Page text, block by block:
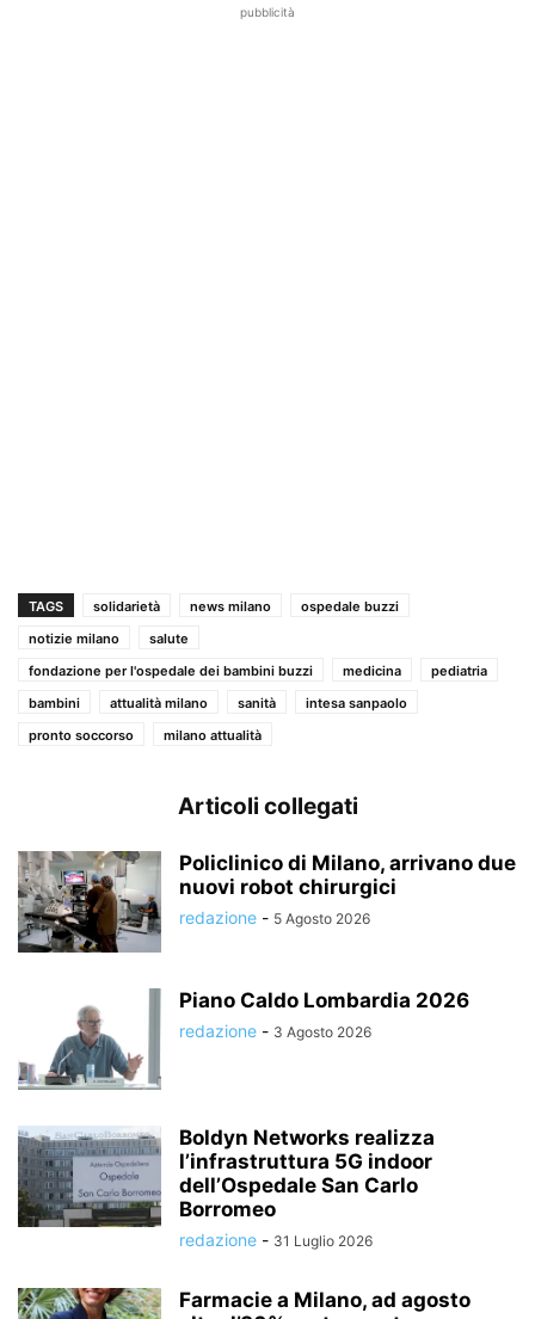
pubblicità
TAGS solidarietà news milano
ospedale buzzi
notizie milano
salute
fondazione per l'ospedale dei bambini buzzi
medicina
pediatria
bambini
attualità milano sanità
intesa sanpaolo
pronto soccorso
milano attualità
Articoli collegati
Policlinico di Milano, arrivano due
nuovi robot chirurgici
redazione - 5 Agosto 2026
Piano Caldo Lombardia 2026
redazione - 3 Agosto 2026
Boldyn Networks realizza
l’infrastruttura 5G indoor
dell’Ospedale San Carlo
Borromeo
redazione - 31 Luglio 2026
Farmacie a Milano, ad agosto